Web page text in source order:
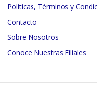
Políticas, Términos y
Contacto
Sobre Nosotros
Conoce Nuestras Filiales